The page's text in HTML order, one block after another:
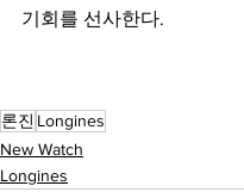
기회를 선사한다.
론진 Longines
New Watch
Longines